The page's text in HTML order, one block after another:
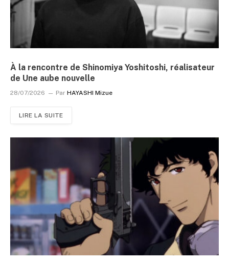
À la rencontre de Shinomiya Yoshitoshi, réalisateur
de Une aube nouvelle
28/07/2026 Par HAYASHI Mizue
LIRE LA SUITE